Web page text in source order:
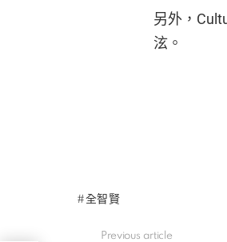
另外，
泫。
全智賢
Previous article